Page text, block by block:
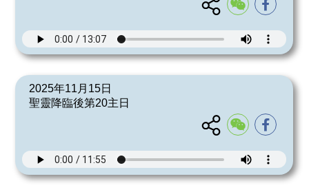
2025年11月15日
聖靈降臨後第20主日